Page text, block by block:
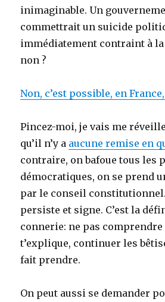
inimaginable. Un
commettrait un suicide
immédiatement contraint à
non ?
Non, c’est possible, en
Pincez-moi, je vais me
qu’il n’y a aucune remise en
contraire, on bafoue tous les
démocratiques, on se prend
par le conseil
persiste et signe. C’est la
connerie: ne pas comprendre
t’explique, continuer les
fait prendre.
On peut aussi se demander